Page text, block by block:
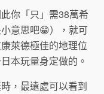
你「只」需38萬希
意思吧😁），就可
萊德極佳的地理位
本玩量身定做的。
，最遠處可以看到